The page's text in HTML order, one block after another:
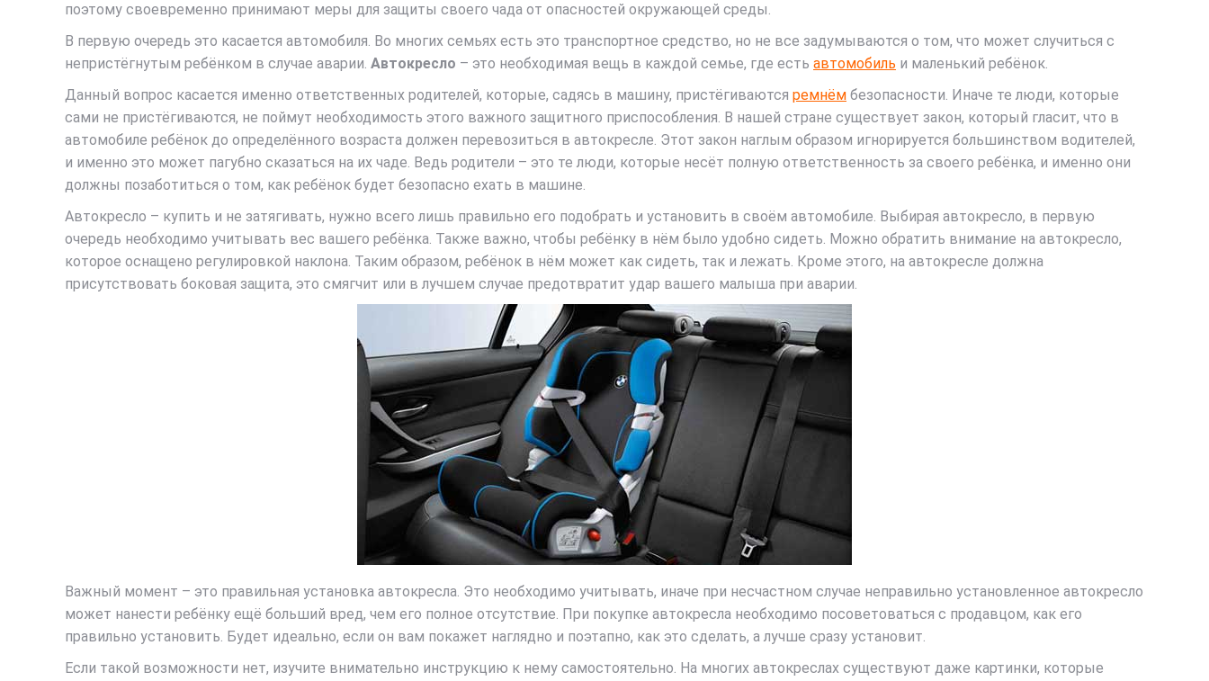
поэтому своевременно принимают меры для защиты своего чада от опасностей окружающей среды.
В первую очередь это касается автомобиля. Во многих семьях есть это транспортное средство, но не все задумываются о том, что может случиться с
непристёгнутым ребёнком в случае аварии. Автокресло – это необходимая вещь в каждой семье, где есть автомобиль и маленький ребёнок.
Данный вопрос касается именно ответственных родителей, которые, садясь в машину, пристёгиваются ремнём безопасности. Иначе те люди, которые
сами не пристёгиваются, не поймут необходимость этого важного защитного приспособления. В нашей стране существует закон, который гласит, что в
автомобиле ребёнок до определённого возраста должен перевозиться в автокресле. Этот закон наглым образом игнорируется большинством водителей,
и именно это может пагубно сказаться на их чаде. Ведь родители – это те люди, которые несёт полную ответственность за своего ребёнка, и именно они
должны позаботиться о том, как ребёнок будет безопасно ехать в машине.
Автокресло – купить и не затягивать, нужно всего лишь правильно его подобрать и установить в своём автомобиле. Выбирая автокресло, в первую
очередь необходимо учитывать вес вашего ребёнка. Также важно, чтобы ребёнку в нём было удобно сидеть. Можно обратить внимание на автокресло,
которое оснащено регулировкой наклона. Таким образом, ребёнок в нём может как сидеть, так и лежать. Кроме этого, на автокресле должна
присутствовать боковая защита, это смягчит или в лучшем случае предотвратит удар вашего малыша при аварии.
Важный момент – это правильная установка автокресла. Это необходимо учитывать, иначе при несчастном случае неправильно установленное автокресло
может нанести ребёнку ещё больший вред, чем его полное отсутствие. При покупке автокресла необходимо посоветоваться с продавцом, как его
правильно установить. Будет идеально, если он вам покажет наглядно и поэтапно, как это сделать, а лучше сразу установит.
Если такой возможности нет, изучите внимательно инструкцию к нему самостоятельно. На многих автокреслах существуют даже картинки, которые